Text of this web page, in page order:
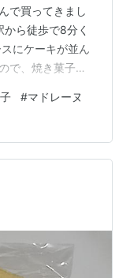
で買ってきまし
ら徒歩で8分く
にケーキが並ん
で、焼き菓子を
円(税込)でし
んわりとした食
はフィナンシ
語でお金持ちや
とりしていまし
#マドレーヌ